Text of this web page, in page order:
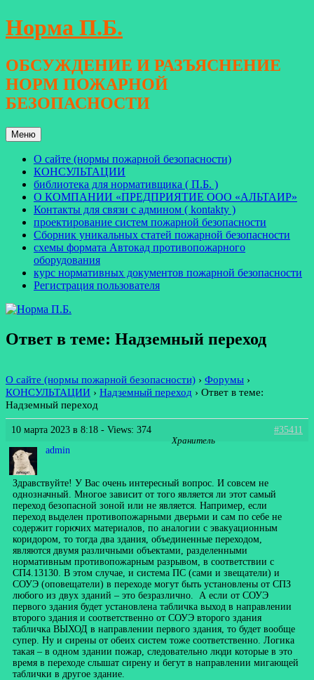
Перейти
к
Норма П.Б.
ОБСУЖДЕНИЕ И РАЗЪЯСНЕНИЕ
НОРМ ПОЖАРНОЙ
БЕЗОПАСНОСТИ
Меню
О сайте (нормы пожарной безопасности)
КОНСУЛЬТАЦИИ
библиотека для нормативщика ( П.Б. )
О КОМПАНИИ «ПРЕДПРИЯТИЕ ООО «АЛЬТАИР»
Контакты для связи с админом ( kontakty )
проектирование систем пожарной безопасности
Сборник уникальных статей пожарной безопасности
схемы формата Автокад противопожарного
оборудования
курс нормативных документов пожарной безопасности
Регистрация пользователя
Ответ в теме: Надземный переход
О сайте (нормы пожарной безопасности) › Форумы ›
КОНСУЛЬТАЦИИ › Надземный переход › Ответ в теме:
Надземный переход
10 марта 2023 в 8:18 - Views: 374
#35411
admin
Хранитель
Здравствуйте! У Вас очень интересный вопрос. И совсем не
однозначный. Многое зависит от того является ли этот самый
переход безопасной зоной или не является. Например, если
переход выделен противопожарными дверьми и сам по себе не
содержит горючих материалов, по аналогии с эвакуационным
коридором, то тогда два здания, объединенные переходом,
являются двумя различными объектами, разделенными
нормативным противопожарным разрывом, в соответствии с
СП4.13130. В этом случае, и система ПС (сами и звещатели) и
СОУЭ (оповещатели) в переходе могут быть установлены от СПЗ
любого из двух зданий – это безразлично. А если от СОУЭ
первого здания будет установлена табличка выход в направлении
второго здания и соответственно от СОУЭ второго здания
табличка ВЫХОД в направлении первого здания, то будет вообще
супер. Ну и сирены от обеих систем тоже соответственно. Логика
такая – в одном здании пожар, следовательно люди которые в это
время в переходе слышат сирену и бегут в направлении мигающей
таблички в другое здание.